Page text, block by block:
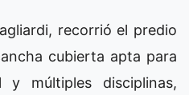
recorrió el predio
cubierta apta para
y múltiples disciplinas,